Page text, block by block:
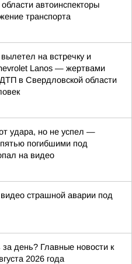
автоинспекторы
транспорта
на встречку и
Lanos — жертвами
в Свердловской области
удара, но не успел —
погибшими под
на видео
страшной аварии под
за день? Главные новости к
2026 года